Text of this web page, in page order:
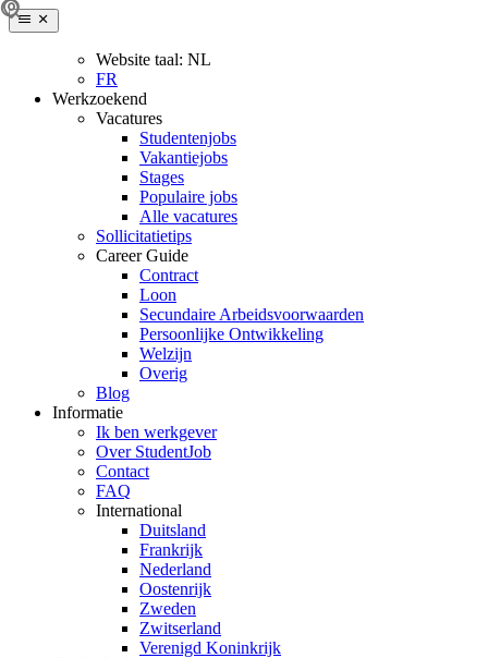
Website taal: NL
FR
Werkzoekend
Vacatures
Studentenjobs
Vakantiejobs
Stages
Populaire jobs
Alle vacatures
Sollicitatietips
Career Guide
Contract
Loon
Secundaire Arbeidsvoorwaarden
Persoonlijke Ontwikkeling
Welzijn
Overig
Blog
Informatie
Ik ben werkgever
Over StudentJob
Contact
FAQ
International
Duitsland
Frankrijk
Nederland
Oostenrijk
Zweden
Zwitserland
Verenigd Koninkrijk